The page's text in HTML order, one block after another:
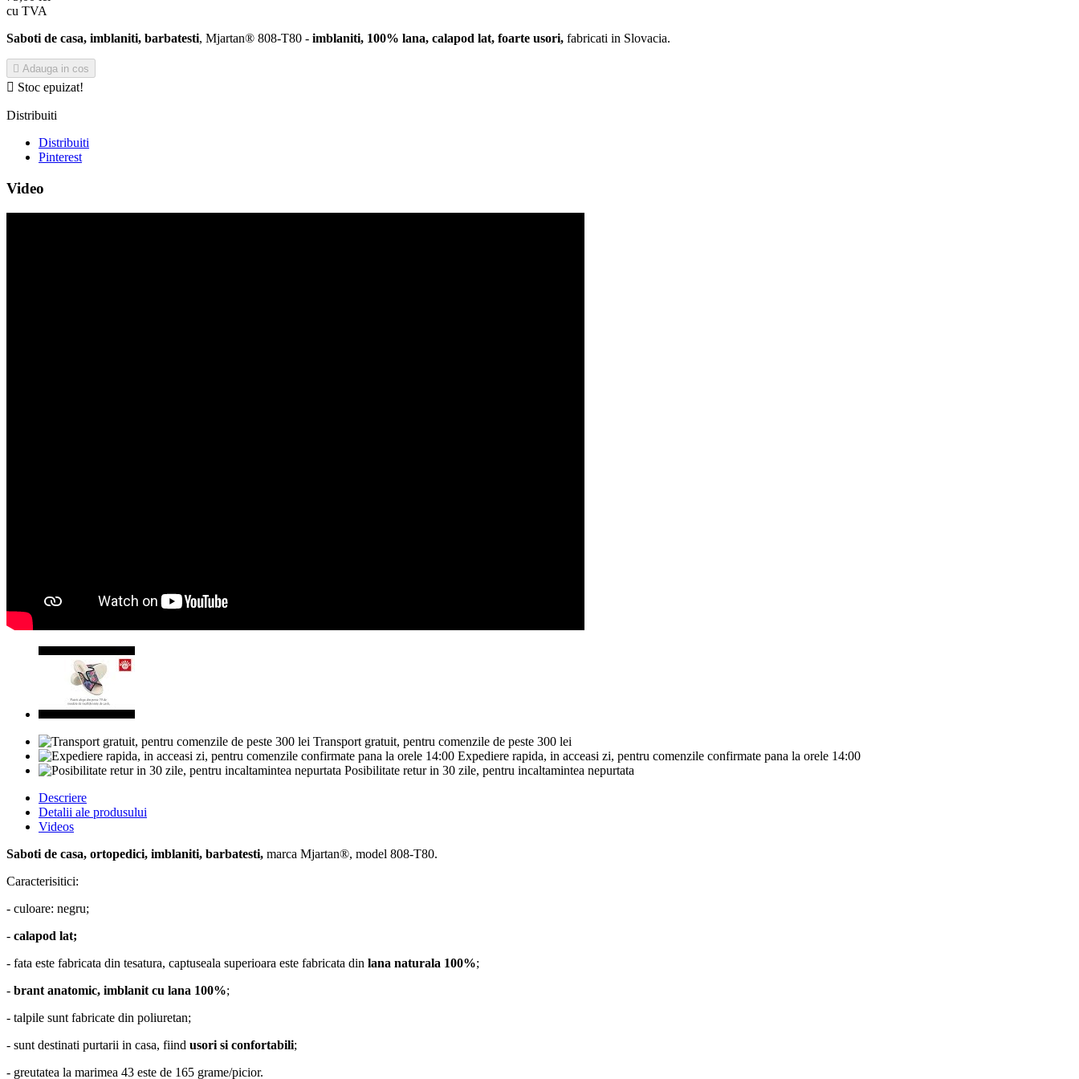
cu TVA
Saboti de casa, imblaniti, barbatesti, Mjartan® 808-T80 - imblaniti, 100% lana, calapod lat, foarte usori, fabricati in Slovacia.
 Adauga in cos
 Stoc epuizat!
Distribuiti
Distribuiti
Pinterest
Video
Transport gratuit, pentru comenzile de peste 300 lei
Expediere rapida, in acceasi zi, pentru comenzile confirmate pana la orele 14:00
Posibilitate retur in 30 zile, pentru incaltamintea nepurtata
Descriere
Detalii ale produsului
Videos
Saboti de casa, ortopedici, imblaniti, barbatesti, marca Mjartan®, model 808-T80.
Caracterisitici:
- culoare: negru;
- calapod lat;
- fata este fabricata din tesatura, captuseala superioara este fabricata din lana naturala 100%;
- brant anatomic, imblanit cu lana 100%;
- talpile sunt fabricate din poliuretan;
- sunt destinati purtarii in casa, fiind usori si confortabili;
- greutatea la marimea 43 este de 165 grame/picior.